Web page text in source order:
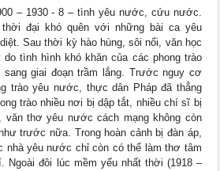
– 1930 - 8 – tình yêu nước, cứu nước.
đại khó quên với những bài ca yêu
Sau thời kỳ hào hùng, sôi nổi, văn học
tình hình khó khăn của các phong trào
giai đoạn trầm lắng. Trước nguy cơ
trào yêu nước, thực dân Pháp đã thẳng
trào nhiều nơi bị dập tắt, nhiều chí sĩ bị
văn thơ yêu nước cách mạng không còn
trước nữa. Trong hoàn cảnh bị đàn áp,
nhà yêu nước chỉ còn có thể làm thơ tâm
Ngoài đôi lúc mềm yếu nhất thời (1918 –